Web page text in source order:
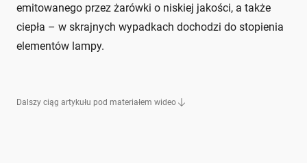
emitowanego przez żarówki o niskiej jakości, a także
ciepła – w skrajnych wypadkach dochodzi do stopienia
elementów lampy.
Dalszy ciąg artykułu pod materiałem wideo